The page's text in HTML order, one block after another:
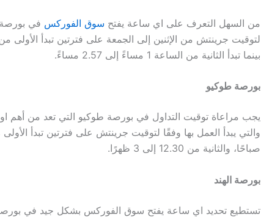
من السهل التعرف على اي ساعة يفتح سوق الفوركس في
بينما تبدأ الثانية من الساعة 1 مساءً إلى 2.57 مساءً.
بورصة طوكيو
يجب مراعاة توقيت التداول في بورصة طوكيو التي تعد من أهم
صباحًا، والثانية من 12.30 إلى 3 ظهرًا.
بورصة الهند
تستطيع تحديد اي ساعة يفتح سوق الفوركس بشكل جيد في بورصة